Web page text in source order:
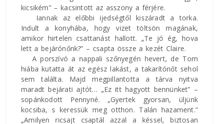
kicsikém” – kacsintott az asszony a férjére.
Iannak az előbbi ijedségtől kiszáradt a torka.
Indult a konyhába, hogy vizet töltsön magának,
amikor hirtelen csattanást hallott. „Te jó ég, hova
lett a bejárónőnk?” – csapta össze a kezét Claire.
A porszívó a nappali szőnyegén hevert, de Tom
hiába kutatta át az egész lakást, a takarítónőt sehol
sem találta. Majd megpillantotta a tárva nyitva
maradt bejárati ajtót… „Ez itt hagyott bennünket” –
sopánkodott Pennyné. „Gyertek gyorsan, üljünk
kocsiba, s keressük meg otthon. Talán hazament.”
„Amilyen ricsajt csaptál azzal a késsel, biztosan